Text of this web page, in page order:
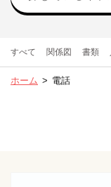
すべて 関係図 書類
ホーム 電話